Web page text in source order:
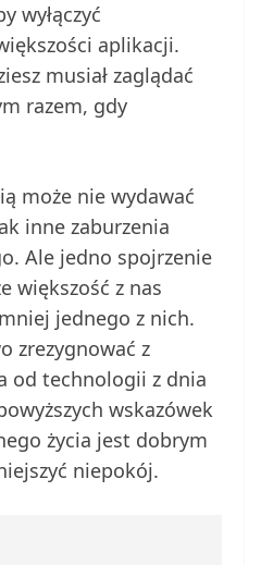
wyłączyć
aplikacji.
musiał zaglądać
razem, gdy
może nie wydawać
inne zaburzenia
Ale jedno spojrzenie
większość z nas
jednego z nich.
zrezygnować z
od technologii z dnia
wskazówek
życia jest dobrym
niepokój.